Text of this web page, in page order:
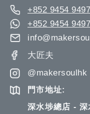
+852 9454 9497
+852 9454 9497
大匠夫
@makersoulhk
門市地址:
深水埗總店 -